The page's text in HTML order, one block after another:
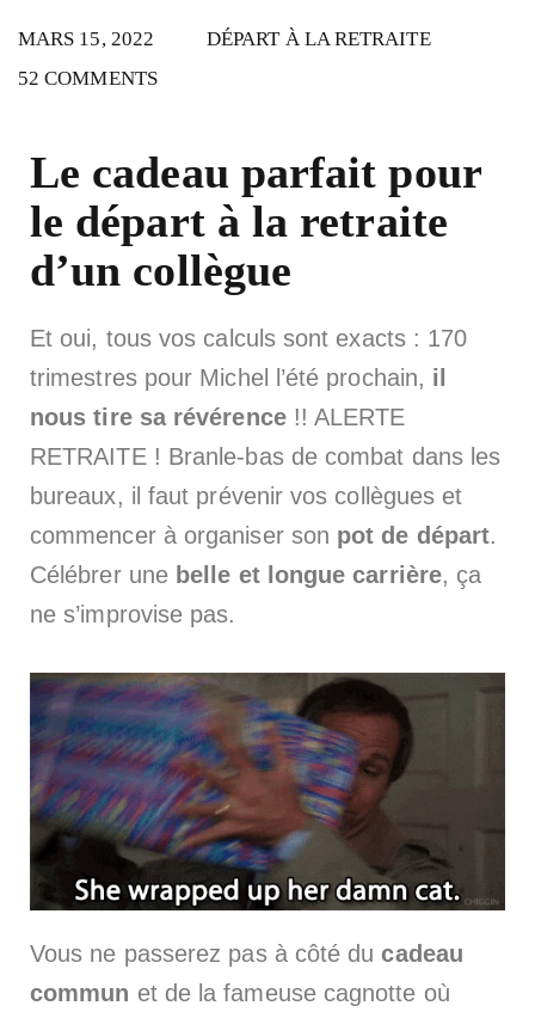
MARS 15, 2022
DÉPART À LA RETRAITE
52 COMMENTS
Le cadeau parfait pour
le départ à la retraite
d’un collègue
Et oui, tous vos calculs sont exacts : 170
trimestres pour Michel l’été prochain, il
nous tire sa révérence!! ALERTE
RETRAITE ! Branle-bas de combat dans les
bureaux, il faut prévenir vos collègues et
commencer à organiser son pot de départ.
Célébrer une belle et longue carrière, ça
ne s’improvise pas.
Vous ne passerez pas à côté ducadeau
commun et de la fameuse cagnotte où